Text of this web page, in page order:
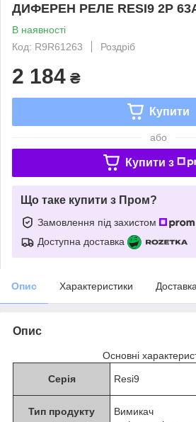
ДИФЕРЕН РЕЛЕ RESI9 2P
В наявності
Код: R9R61263
Роздріб
2 184 ₴
Купити
або
Купити з
Що таке купити з Пром?
Замовлення під захистом
Доступна доставка
Опис Характеристики Доставка
Опис
Основні
Серія Resi9
Тип продукту
Вимикач